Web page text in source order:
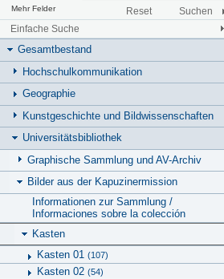
Mehr Felder Reset
Suchen
Einfache Suche
Gesamtbestand
Hochschulkommunikation
Geographie
Kunstgeschichte und Bildwissenschaften
Universitätsbibliothek
Graphische Sammlung und AV-Archiv
Bilder aus der Kapuzinermission
Informationen zur Sammlung /
Informaciones sobre la colección
Kasten
Kasten 01 (107)
Kasten 02 (54)